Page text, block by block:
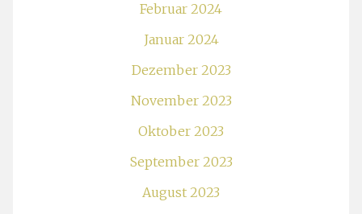
Februar 2024
Januar 2024
Dezember 2023
November 2023
Oktober 2023
September 2023
August 2023